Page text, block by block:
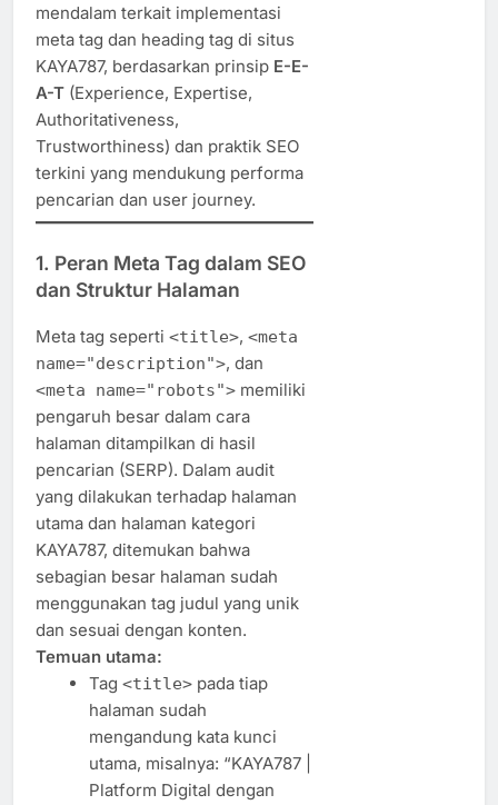
mendalam terkait implementasi
meta tag dan heading tag di situs
KAYA787, berdasarkan prinsip E-E-
A-T (Experience, Expertise,
Authoritativeness,
Trustworthiness) dan praktik SEO
terkini yang mendukung performa
pencarian dan user journey.
1. Peran Meta Tag dalam SEO
dan Struktur Halaman
Meta tag seperti <title>, <meta
name="description">, dan
<meta name="robots"> memiliki
pengaruh besar dalam cara
halaman ditampilkan di hasil
pencarian (SERP). Dalam audit
yang dilakukan terhadap halaman
utama dan halaman kategori
KAYA787, ditemukan bahwa
sebagian besar halaman sudah
menggunakan tag judul yang unik
dan sesuai dengan konten.
Temuan utama:
Tag <title>pada tiap
halaman sudah
mengandung kata kunci
utama, misalnya: “KAYA787 |
Platform Digital dengan